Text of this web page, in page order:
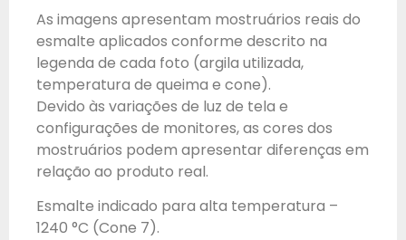
As imagens apresentam mostruários reais do
esmalte aplicados conforme descrito na
legenda de cada foto (argila utilizada,
temperatura de queima e cone).
Devido às variações de luz de tela e
configurações de monitores, as cores dos
mostruários podem apresentar diferenças em
relação ao produto real.
Esmalte indicado para alta temperatura –
1240 °C (Cone 7).